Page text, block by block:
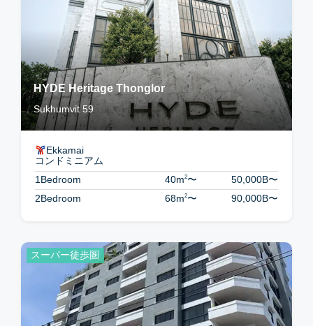
HYDE Heritage Thonglor
Sukhumvit 59
Ekkamai
コンドミニアム
1Bedroom
40m2〜 50,000B〜
2Bedroom
68m2〜 90,000B〜
スーパー徒歩圏